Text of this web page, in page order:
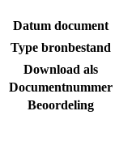
Datum document
Type bronbestand
Download als
Documentnummer
Beoordeling